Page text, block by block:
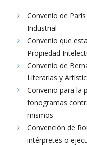
Convenio de
Industrial
Convenio que
Propiedad
Convenio de
Literarias y
Convenio para la
fonogramas
mismos
Convención de
intérpretes o